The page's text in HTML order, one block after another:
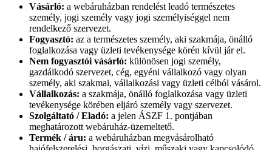
Vásárló: a webáruházban rendelést leadó természetes
személy, jogi személy vagy jogi személyiséggel nem
rendelkező szervezet.
Fogyasztó: az a természetes személy, aki szakmája, önálló
foglalkozása vagy üzleti tevékenysége körén kívül jár el.
Nem fogyasztói vásárló: különösen jogi személy,
gazdálkodó szervezet, cég, egyéni vállalkozó vagy olyan
személy, aki szakmai, vállalkozási vagy üzleti célból vásárol.
Vállalkozás: a szakmája, önálló foglalkozása vagy üzleti
tevékenysége körében eljáró személy vagy szervezet.
Szolgáltató / Eladó: a jelen ÁSZF 1. pontjában
meghatározott webáruház-üzemeltető.
Termék / áru: a webáruházban megvásárolható